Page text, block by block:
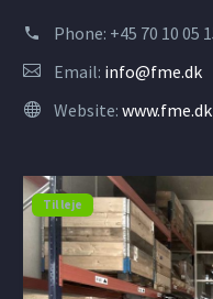
Phone: +45 70 10 05
Email: info@fme.dk
Website: www.fme.dk
Til leje